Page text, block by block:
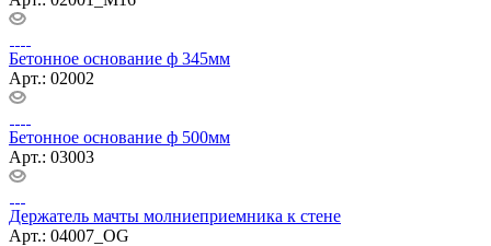
Бетонное основание ф 345мм
Арт.: 02002
Бетонное основание ф 500мм
Арт.: 03003
Держатель мачты молниеприемника к стене
Арт.: 04007_OG